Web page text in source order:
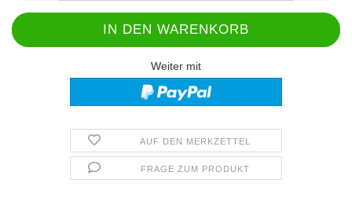
Weiter mit
AUF DEN MERKZETTEL
FRAGE ZUM PRODUKT